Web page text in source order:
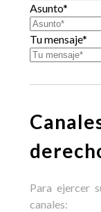
Asunto*
Tu mensaje*
Para ejercer
canales: